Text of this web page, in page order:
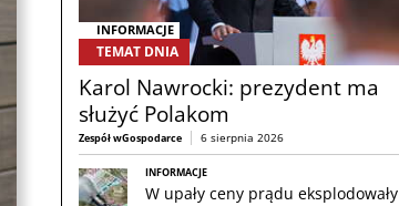
INFORMACJE
TEMAT DNIA
Karol Nawrocki: prezydent ma
służyć Polakom
Zespół wGospodarce 6 sierpnia 2026
INFORMACJE
W upały ceny prądu eksplodowały